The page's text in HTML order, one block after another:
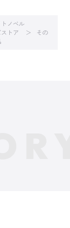
トノベル
トア
その